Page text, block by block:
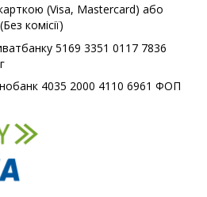
(Visa, Mastercard) або
комісії)
5169 3351 0117 7836
4035 2000 4110 6961 ФОП